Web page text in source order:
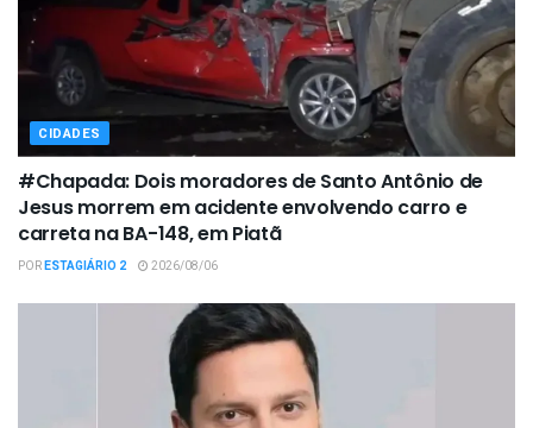
CIDADES
#Chapada: Dois moradores de Santo Antônio de
Jesus morrem em acidente envolvendo carro e
carreta na BA-148, em Piatã
PORESTAGIÁRIO 2 2026/08/06